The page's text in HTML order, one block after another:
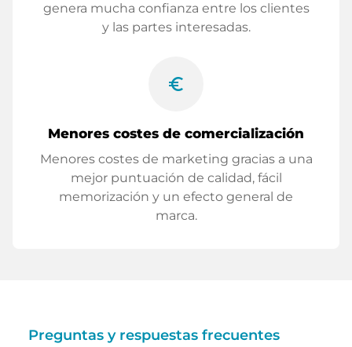
genera mucha confianza entre los clientes
y las partes interesadas.
euro_symbol
Menores costes de comercialización
Menores costes de marketing gracias a una
mejor puntuación de calidad, fácil
memorización y un efecto general de
marca.
Preguntas y respuestas frecuentes